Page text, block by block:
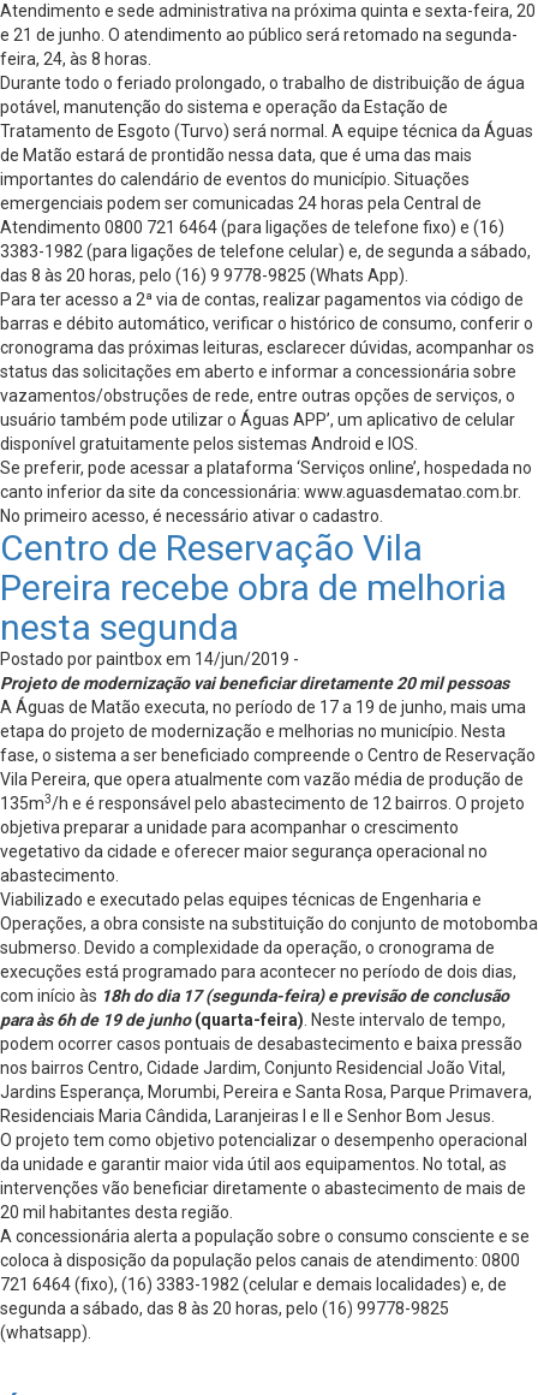
Atendimento e sede administrativa na próxima quinta e sexta-feira, 20
e 21 de junho. O atendimento ao público será retomado na segunda-
feira, 24, às 8 horas.
Durante todo o feriado prolongado, o trabalho de distribuição de água
potável, manutenção do sistema e operação da Estação de
Tratamento de Esgoto (Turvo) será normal. A equipe técnica da Águas
de Matão estará de prontidão nessa data, que é uma das mais
importantes do calendário de eventos do município. Situações
emergenciais podem ser comunicadas 24 horas pela Central de
Atendimento 0800 721 6464 (para ligações de telefone fixo) e (16)
3383-1982 (para ligações de telefone celular) e, de segunda a sábado,
das 8 às 20 horas, pelo (16) 9 9778-9825 (Whats App).
Para ter acesso a 2ª via de contas, realizar pagamentos via código de
barras e débito automático, verificar o histórico de consumo, conferir o
cronograma das próximas leituras, esclarecer dúvidas, acompanhar os
status das solicitações em aberto e informar a concessionária sobre
vazamentos/obstruções de rede, entre outras opções de serviços, o
usuário também pode utilizar o Águas APP’, um aplicativo de celular
disponível gratuitamente pelos sistemas Android e IOS.
Se preferir, pode acessar a plataforma ‘Serviços online’, hospedada no
canto inferior da site da concessionária: www.aguasdematao.com.br.
No primeiro acesso, é necessário ativar o cadastro.
Centro de Reservação Vila
Pereira recebe obra de melhoria
nesta segunda
Postado por paintbox em 14/jun/2019 -
Projeto de modernização vai beneficiar diretamente 20 mil pessoas
A Águas de Matão executa, no período de 17 a 19 de junho, mais uma
etapa do projeto de modernização e melhorias no município. Nesta
fase, o sistema a ser beneficiado compreende o Centro de Reservação
Vila Pereira, que opera atualmente com vazão média de produção de
135m3/h e é responsável pelo abastecimento de 12 bairros. O projeto
objetiva preparar a unidade para acompanhar o crescimento
vegetativo da cidade e oferecer maior segurança operacional no
abastecimento.
Viabilizado e executado pelas equipes técnicas de Engenharia e
Operações, a obra consiste na substituição do conjunto de motobomba
submerso. Devido a complexidade da operação, o cronograma de
execuções está programado para acontecer no período de dois dias,
com início às 18h do dia 17 (segunda-feira) e previsão de conclusão
para às 6h de 19 de junho(quarta-feira) . Neste intervalo de tempo,
podem ocorrer casos pontuais de desabastecimento e baixa pressão
nos bairros Centro, Cidade Jardim, Conjunto Residencial João Vital,
Jardins Esperança, Morumbi, Pereira e Santa Rosa, Parque Primavera,
Residenciais Maria Cândida, Laranjeiras I e II e Senhor Bom Jesus.
O projeto tem como objetivo potencializar o desempenho operacional
da unidade e garantir maior vida útil aos equipamentos. No total, as
intervenções vão beneficiar diretamente o abastecimento de mais de
20 mil habitantes desta região.
A concessionária alerta a população sobre o consumo consciente e se
coloca à disposição da população pelos canais de atendimento: 0800
721 6464 (fixo), (16) 3383-1982 (celular e demais localidades) e, de
segunda a sábado, das 8 às 20 horas, pelo (16) 99778-9825
(whatsapp).